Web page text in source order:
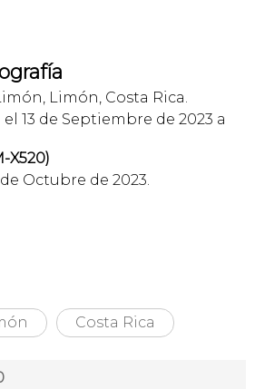
Limón, Costa Rica.
13 de Septiembre de 2023 a
X520)
Octubre de 2023.
Costa Rica